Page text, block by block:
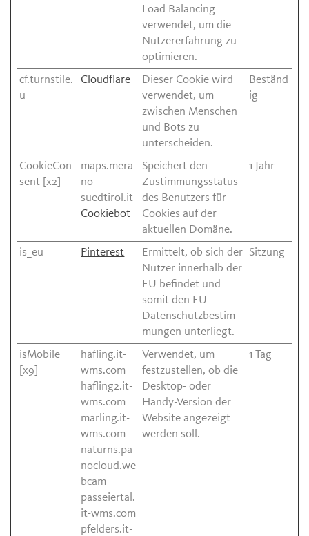
Load Balancing
verwendet, um die
Nutzererfahrung zu
optimieren.
cf.turnstile.
u
Cloudflare
Dieser Cookie wird
verwendet, um
zwischen Menschen
und Bots zu
unterscheiden.
Beständ
ig
CookieCon
sent [x2]
maps.mera
no-
suedtirol.it
Cookiebot
Speichert den
Zustimmungsstatus
des Benutzers für
Cookies auf der
aktuellen Domäne.
1 Jahr
is_eu Pinterest
Ermittelt, ob sich der
Nutzer innerhalb der
EU befindet und
somit den EU-
Datenschutzbestim
mungen unterliegt.
Sitzung
isMobile
[x9]
hafling.it-
wms.com
hafling2.it-
wms.com
marling.it-
wms.com
naturns.pa
nocloud.we
bcam
passeiertal.
it-wms.com
pfelders.it-
Verwendet, um
festzustellen, ob die
Desktop- oder
Handy-Version der
Website angezeigt
werden soll.
1 Tag